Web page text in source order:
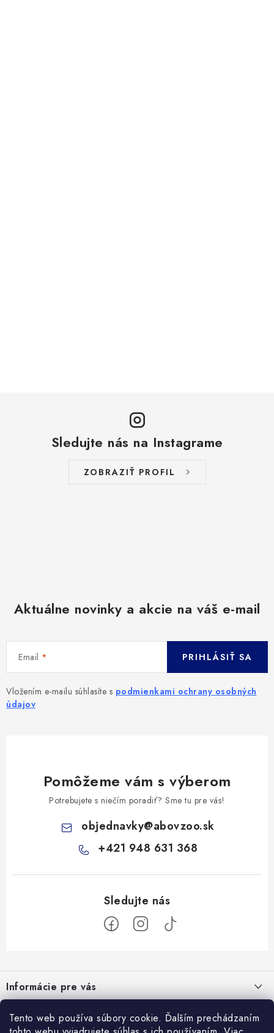
Tento web používa súbory cookie. Ďalším prechádzaním
Sledujte nás na Instagrame
ZOBRAZIŤ PROFIL
Aktuálne novinky a akcie na váš e-mail
Email
Vložením e-mailu súhlasíte s podmienkami ochrany osobných
údajov
PRIHLÁSIŤ SA
Pomôžeme vám s výberom
Potrebujete s niečím poradiť? Sme tu pre vás!
objednavky@abovzoo.sk
+421 948 631 368
p
ä
Informácie pre vás
Prijímame online platby